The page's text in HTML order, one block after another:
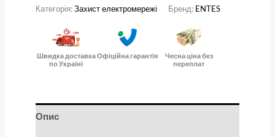
Категорія:Захист електромережі Бренд: ENTES
Швидка доставка
по Україні
Офіційна гарантія
Чесна ціна без
переплат
Опис